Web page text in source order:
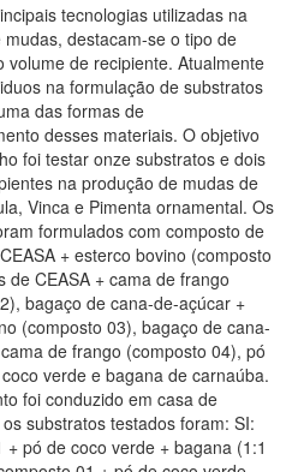
tecnologias utilizadas na
destacam-se o tipo de
volume de recipiente. Atualmente
na formulação de substratos
das formas de
desses materiais. O objetivo
foi testar onze substratos e dois
na produção de mudas de
Vinca e Pimenta ornamental. Os
formulados com composto de
+ esterco bovino (composto
de CEASA + cama de frango
bagaço de cana-de-açúcar +
(composto 03), bagaço de cana-
de frango (composto 04), pó
verde e bagana de carnaúba.
foi conduzido em casa de
substratos testados foram: SI:
+ pó de coco verde + bagana (1:1